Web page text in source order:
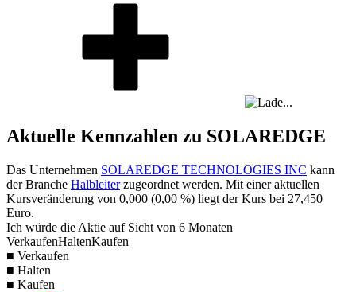
Aktuelle Kennzahlen zu SOLAREDGE
Das Unternehmen SOLAREDGE TECHNOLOGIES INC kann
der Branche Halbleiterzugeordnet werden. Mit einer aktuellen
Kursveränderung von 0,000 (0,00 %) liegt der Kurs bei 27,450
Euro.
Ich würde die Aktie auf Sicht von 6 Monaten
VerkaufenHaltenKaufen
■ Verkaufen
■ Halten
■ Kaufen